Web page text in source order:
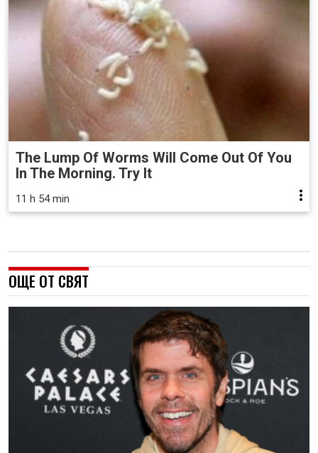
The Lump Of Worms Will Come Out Of You
In The Morning. Try It
11 h 54 min
ОЩЕ ОТ СВЯТ